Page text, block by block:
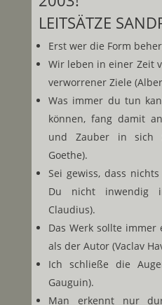
LEITSÄTZE
Erst wer die Form
Wir leben in einer Zeit
verworrener Ziele
Was immer du tun
können, fang damit
und Zauber in sich
Goethe).
Sei gewiss, dass
Du nicht inwendig
Claudius).
Das Werk sollte
als der Autor (Vaclav
Ich schließe die
Gauguin).
Man erkennt nur